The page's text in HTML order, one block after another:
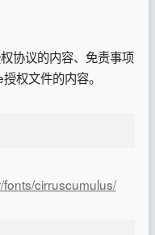
协议的内容、免责事项
权文件的内容。
cirruscumulus/